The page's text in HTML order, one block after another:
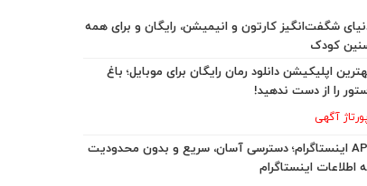
شگفت‌انگیز کارتون و انیمیشن، رایگان و برای همه
کودک
اپلیکیشن دانلود رمان رایگان برای موبایل؛ باغ
را از دست ندهید!
آگهی
API اینستاگرام؛ دسترسی آسان، سریع و بدون محدودیت
اطلاعات اینستاگرام